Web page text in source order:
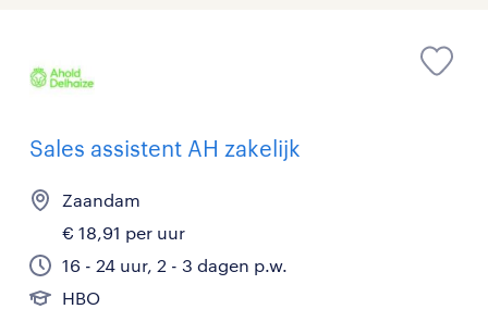
Sales assistent AH zakelijk
Zaandam
€ 18,91 per uur
16 - 24 uur, 2 - 3 dagen p.w.
HBO